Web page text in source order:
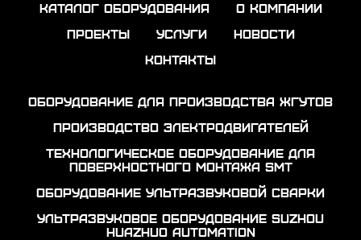
каталог оборудования
о компании
проекты
услуги
новости
контакты
Оборудование для производства жгутов
Производство электродвигателей
Технологическое оборудование для
поверхностного монтажа SMT
Оборудование ультразвуковой сварки
Ультразвуковое оборудование Suzhou
Huazhuo automation